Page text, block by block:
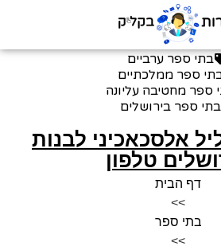
בתי ספר ערביים
ספר ממלכתיים
מחטיבה עליונה
ספר בירושלים
אלסכאכיני לבנות
טלפון
דף הבית
>>
בתי ספר
>>